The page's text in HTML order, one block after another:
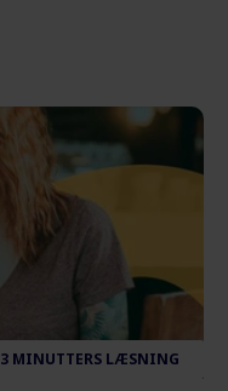
3 MINUTTERS LÆSNING